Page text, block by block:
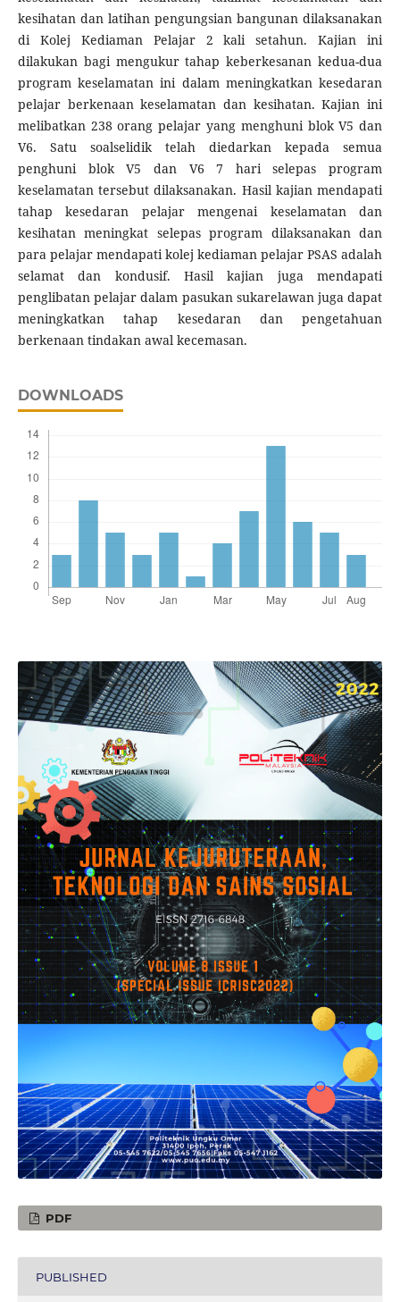
kesihatan dan latihan pengungsian bangunan dilaksanakan
di Kolej Kediaman Pelajar 2 kali setahun. Kajian ini
dilakukan bagi mengukur tahap keberkesanan kedua-dua
program keselamatan ini dalam meningkatkan kesedaran
pelajar berkenaan keselamatan dan kesihatan. Kajian ini
melibatkan 238 orang pelajar yang menghuni blok V5 dan
V6. Satu soalselidik telah diedarkan kepada semua
penghuni blok V5 dan V6 7 hari selepas program
keselamatan tersebut dilaksanakan. Hasil kajian mendapati
tahap kesedaran pelajar mengenai keselamatan dan
kesihatan meningkat selepas program dilaksanakan dan
para pelajar mendapati kolej kediaman pelajar PSAS adalah
selamat dan kondusif. Hasil kajian juga mendapati
penglibatan pelajar dalam pasukan sukarelawan juga dapat
meningkatkan tahap kesedaran dan pengetahuan
berkenaan tindakan awal kecemasan.
DOWNLOADS
PDF
PUBLISHED